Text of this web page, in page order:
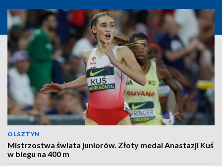
OLSZTYN
Mistrzostwa świata juniorów. Złoty medal Anastazji Kuś
w biegu na 400 m